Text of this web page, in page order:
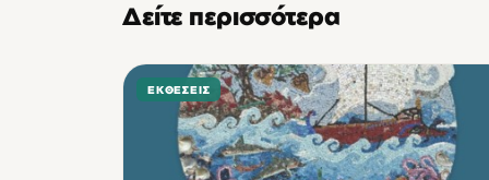
Δείτε περισσότερα
ΕΚΘΈΣΕΙΣ